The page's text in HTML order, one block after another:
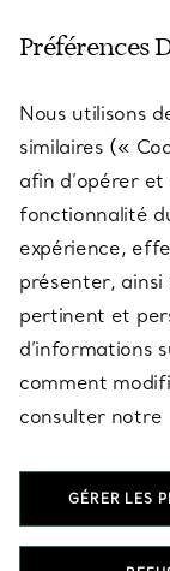
SERVICES
À PROPOS
QUESTIONS
SUIVEZ-NOUS
Préférences
Nous utilisons
similaires («
afin d’opérer
fonctionnalité
expérience,
présenter, ainsi
pertinent et
d’informations
comment
consulter notre
GÉRER LES